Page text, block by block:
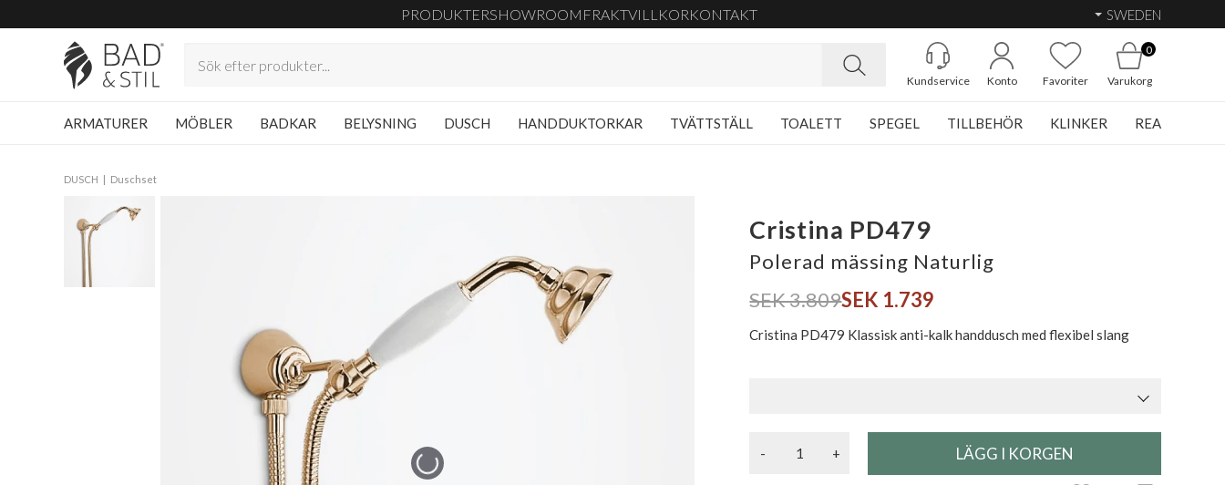
PRODUKTERSHOWROOM FRAKTVILLKORKONTAKT SWEDEN
Kundservice Konto Favoriter
0
Varukorg
ARMATURER MÖBLER BADKAR BELYSNING DUSCH HANDDUKTORKAR TVÄTTSTÄLL TOALETT SPEGEL TILLBEHÖR KLINKER REA
DUSCH Duschset
Cristina PD479
Polerad mässing Naturlig
SEK 3.809SEK 1.739
Cristina PD479 Klassisk anti-kalk handdusch med flexibel slang
- +